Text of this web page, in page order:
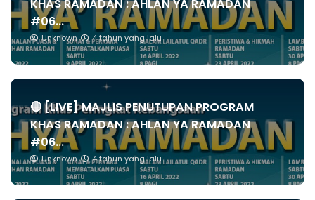
KHAS RAMADAN : AHLAN YA RAMADAN
#06...
Unknown 4 tahun yang lalu
🔴 [LIVE] MAJLIS PENUTUPAN PROGRAM
KHAS RAMADAN : AHLAN YA RAMADAN
#06...
Unknown 4 tahun yang lalu